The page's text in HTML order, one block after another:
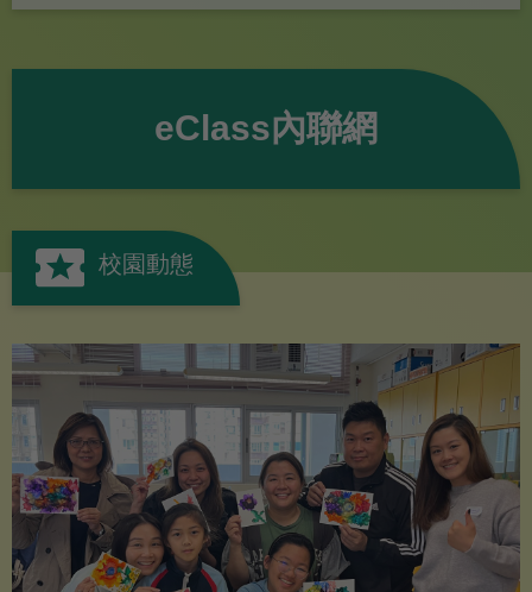
eClass內聯網
校園動態